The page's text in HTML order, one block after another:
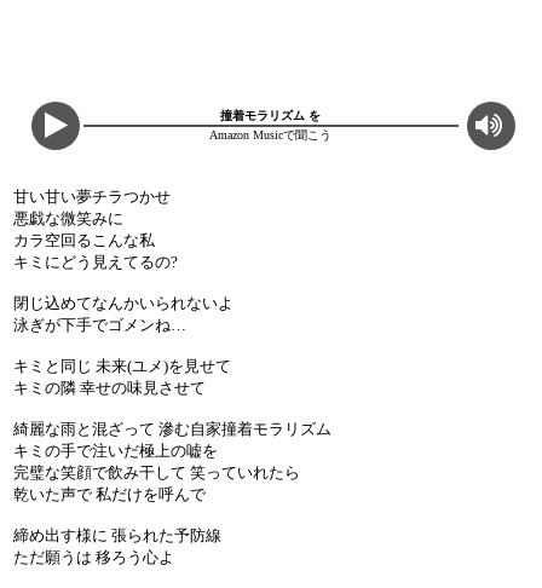
撞着モラリズム を
Amazon Musicで聞こう
甘い甘い夢チラつかせ
悪戯な微笑みに
カラ空回るこんな私
キミにどう見えてるの?
閉じ込めてなんかいられないよ
泳ぎが下手でゴメンね…
キミと同じ 未来(ユメ)を見せて
キミの隣 幸せの味見させて
綺麗な雨と混ざって 滲む自家撞着モラリズム
キミの手で注いだ極上の嘘を
完璧な笑顔で飲み干して 笑っていれたら
乾いた声で 私だけを呼んで
締め出す様に 張られた予防線
ただ願うは 移ろう心よ